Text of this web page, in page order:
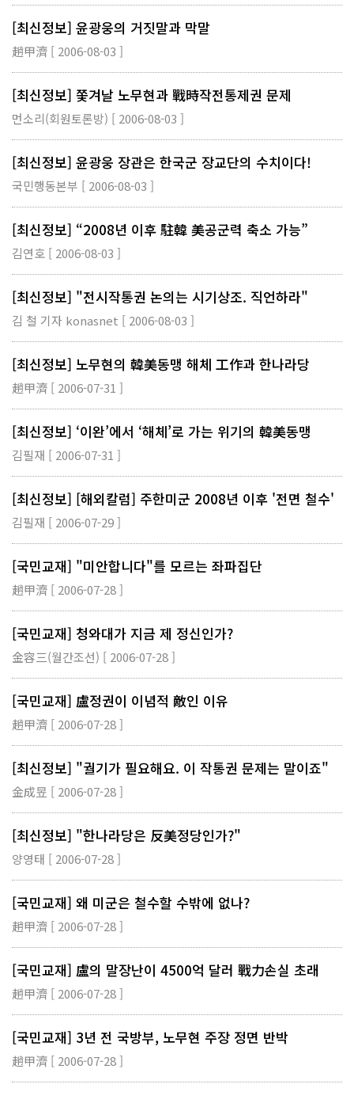
[최신정보] 윤광웅의 거짓말과 막말
趙甲濟 [ 2006-08-03 ]
[최신정보] 쫓겨날 노무현과 戰時작전통제권 문제
먼소리(회원토론방) [ 2006-08-03 ]
[최신정보] 윤광웅 장관은 한국군 장교단의 수치이다!
국민행동본부 [ 2006-08-03 ]
[최신정보] “2008년 이후 駐韓 美공군력 축소 가능”
김연호 [ 2006-08-03 ]
[최신정보] "전시작통권 논의는 시기상조. 직언하라"
김 철 기자 konasnet [ 2006-08-03 ]
[최신정보] 노무현의 韓美동맹 해체 工作과 한나라당
趙甲濟 [ 2006-07-31 ]
[최신정보] ‘이완’에서 ‘해체’로 가는 위기의 韓美동맹
김필재 [ 2006-07-31 ]
[최신정보] [해외칼럼] 주한미군 2008년 이후 '전면 철수'
김필재 [ 2006-07-29 ]
[국민교재] "미안합니다"를 모르는 좌파집단
趙甲濟 [ 2006-07-28 ]
[국민교재] 청와대가 지금 제 정신인가?
金容三(월간조선) [ 2006-07-28 ]
[국민교재] 盧정권이 이념적 敵인 이유
趙甲濟 [ 2006-07-28 ]
[최신정보] "궐기가 필요해요. 이 작통권 문제는 말이죠"
金成昱 [ 2006-07-28 ]
[최신정보] "한나라당은 反美정당인가?"
양영태 [ 2006-07-28 ]
[국민교재] 왜 미군은 철수할 수밖에 없나?
趙甲濟 [ 2006-07-28 ]
[국민교재] 盧의 말장난이 4500억 달러 戰力손실 초래
趙甲濟 [ 2006-07-28 ]
[국민교재] 3년 전 국방부, 노무현 주장 정면 반박
趙甲濟 [ 2006-07-28 ]